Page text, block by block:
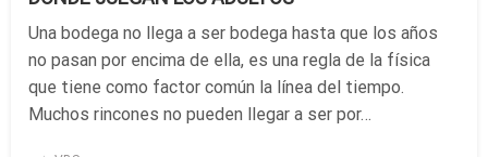
Una bodega no llega a ser bodega hasta que los años
no pasan por encima de ella, es una regla de la física
que tiene como factor común la línea del tiempo.
Muchos rincones no pueden llegar a ser por…